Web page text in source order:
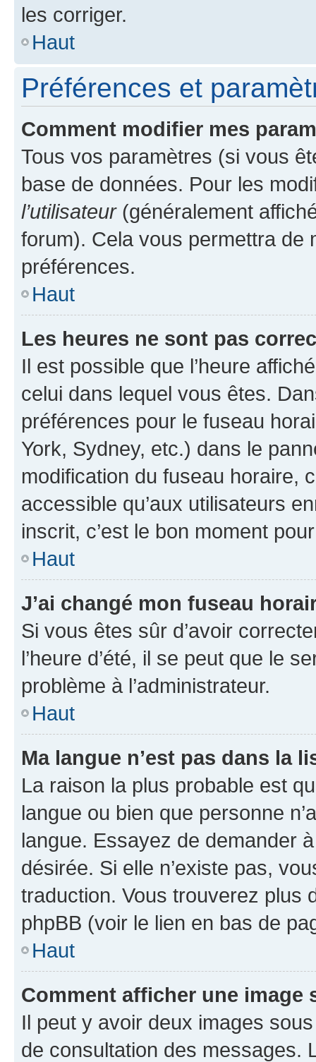
les corriger.
Haut
Préférences et
Comment modifier mes
Tous vos paramètres (si vous
base de données. Pour les
l’utilisateur(généralement
forum). Cela vous permettra de
préférences.
Haut
Les heures ne sont pas
Il est possible que l’heure
celui dans lequel vous êtes.
préférences pour le fuseau
York, Sydney, etc.) dans le
modification du fuseau horaire,
accessible qu’aux utilisateurs
inscrit, c’est le bon moment
Haut
J’ai changé mon fuseau
Si vous êtes sûr d’avoir
l’heure d’été, il se peut que le
problème à l’administrateur.
Haut
Ma langue n’est pas dans la
La raison la plus probable est
langue ou bien que personne
langue. Essayez de demander
désirée. Si elle n’existe pas,
traduction. Vous trouverez plus
phpBB (voir le lien en bas de
Haut
Comment afficher une image
Il peut y avoir deux images
de consultation des messages.